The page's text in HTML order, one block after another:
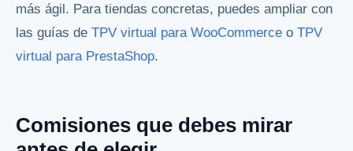
más ágil. Para tiendas concretas, puedes ampliar con
las guías de TPV virtual para WooCommerce o TPV
virtual para PrestaShop.
Comisiones que debes mirar